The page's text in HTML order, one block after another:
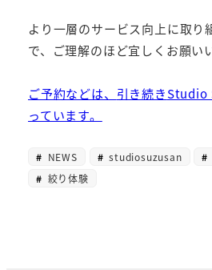
より一層のサービス向上に取り
で、ご理解のほど宜しくお願い
ご予約などは、 引き続きStudio
っています。
NEWS studiosuzusan
絞り体験